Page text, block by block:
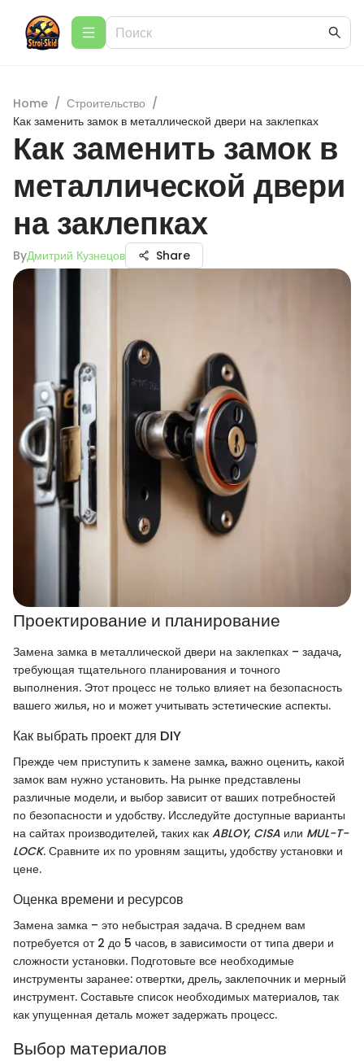
Home / Строительство /
Как заменить замок в металлической двери на заклепках
Как заменить замок в
металлической двери
на заклепках
ByДмитрий Кузнецов Share
Проектирование и планирование
Замена замка в металлической двери на заклепках – задача,
требующая тщательного планирования и точного
выполнения. Этот процесс не только влияет на безопасность
вашего жилья, но и может учитывать эстетические аспекты.
Как выбрать проект для DIY
Прежде чем приступить к замене замка, важно оценить, какой
замок вам нужно установить. На рынке представлены
различные модели, и выбор зависит от ваших потребностей
по безопасности и удобству. Исследуйте доступные варианты
на сайтах производителей, таких как ABLOY, CISA или MUL-T-
LOCK. Сравните их по уровням защиты, удобству установки и
цене.
Оценка времени и ресурсов
Замена замка – это небыстрая задача. В среднем вам
потребуется от 2 до 5 часов, в зависимости от типа двери и
сложности установки. Подготовьте все необходимые
инструменты заранее: отвертки, дрель, заклепочник и мерный
инструмент. Составьте список необходимых материалов, так
как упущенная деталь может задержать процесс.
Выбор материалов